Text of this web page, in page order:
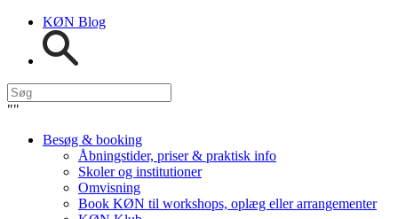
KØN Blog
""
Besøg & booking
Åbningstider, priser & praktisk info
Skoler og institutioner
Omvisning
Book KØN til workshops, oplæg eller arrangementer